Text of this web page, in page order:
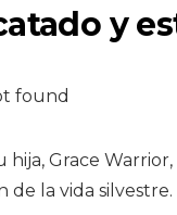
y
found
hija, Grace
de la vida silvestre.
de
del